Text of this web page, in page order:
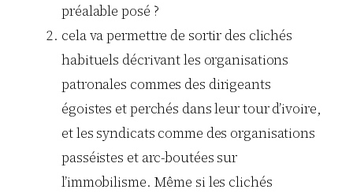
préalable posé ?
cela va permettre de sortir des clichés
habituels décrivant les organisations
patronales commes des dirigeants
égoistes et perchés dans leur tour d’ivoire,
et les syndicats comme des organisations
passéistes et arc-boutées sur
l’immobilisme. Même si les clichés